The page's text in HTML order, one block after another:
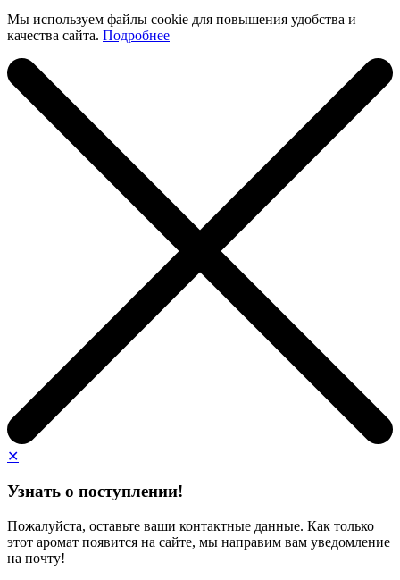
Мы используем файлы cookie для повышения удобства и
качества сайта. Подробнее
✕
Узнать о поступлении!
Пожалуйста, оставьте ваши контактные данные. Как только
этот аромат появится на сайте, мы направим вам уведомление
на почту!